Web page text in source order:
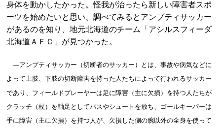
身体を動かしたかった。怪我が治ったら新しい障害者スポ
ーツを始めたいと思い、調べてみるとアンプティサッカー
があるのを知り、地元北海道のチーム「アシルスフィーダ
北海道ＡＦＣ」が見つかった。
―アンプティサッカー（切断者のサッカー）とは、事故や病気などに
よって上肢、下肢の切断障害を持った人たちによって行われるサッカー
であり、フィールドプレーヤーは足に障害（主に欠損）を持つ人たちが
クラッチ（杖）を軸足としてパスやシュートを放ち、ゴールキーパーは
手に障害（主に欠損）を持つ人が、欠損した側の腕以外の全身を使って